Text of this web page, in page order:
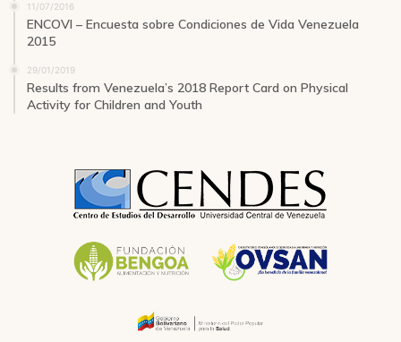
11/07/2016
ENCOVI – Encuesta sobre Condiciones de Vida Venezuela
2015
29/01/2019
Results from Venezuela’s 2018 Report Card on Physical
Activity for Children and Youth